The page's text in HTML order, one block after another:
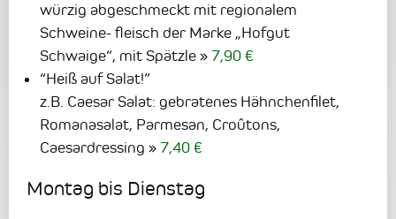
würzig abgeschmeckt mit regionalem
Schweine- fleisch der Marke „Hofgut
Schwaige“, mit Spätzle
7,90 €
“Heiß auf Salat!”
z.B. Caesar Salat: gebratenes Hähnchenfilet,
Romanasalat, Parmesan, Croûtons,
Caesardressing
7,40 €
Montag bis Dienstag